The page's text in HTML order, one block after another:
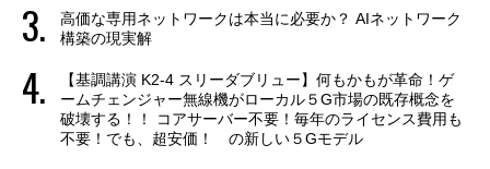
高価な専用ネットワークは本当に必要か？ AIネットワーク
構築の現実解
【基調講演 K2-4 スリーダブリュー】何もかもが革命！ゲ
ームチェンジャー無線機がローカル５G市場の既存概念を
破壊する！！ コアサーバー不要！毎年のライセンス費用も
不要！でも、超安価！ の新しい５Gモデル